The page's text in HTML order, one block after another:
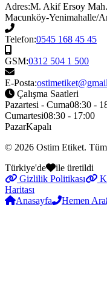
Adres:M. Akif Ersoy
Macunköy-Yenimahalle/
Telefon:0545 168 45 45
GSM:0312 504 1 500
E-Posta:
Çalışma Saatleri
Pazartesi - Cuma08:30 -
Cumartesi08:30 - 17:00
PazarKapalı
© 2026 Ostim Etiket. Tüm
Türkiye'de
ile üretildi
Gizlilik Politikası
Haritası
Anasayfa
Hemen Ara